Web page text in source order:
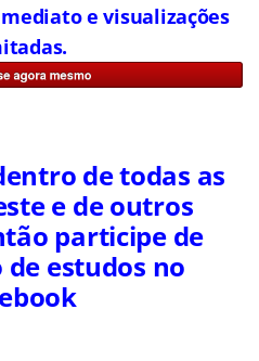
e visualizações
de todas as
e de outros
participe de
estudos no